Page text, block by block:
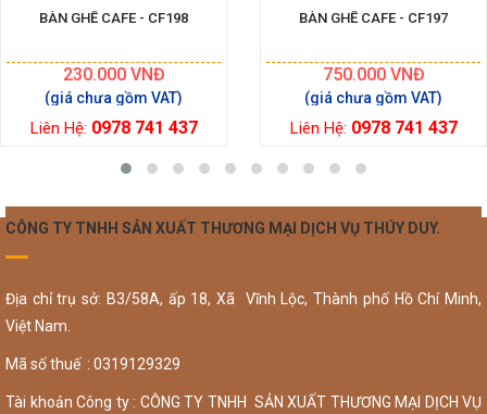
BÀN GHẾ CAFE - CF198
230.000VNĐ
Liên Hệ: 0978 741 437
BÀN GHẾ CAFE - CF197
750.000VNĐ
Liên Hệ: 0978 741 437
CÔNG TY TNHH SẢN XUẤT THƯƠNG MẠI DỊCH VỤ THÚY DUY.
Địa chỉ trụ sở: B3/58A, ấp 18, Xã Vĩnh Lộc, Thành phố Hồ Chí Minh,
Việt Nam.
Mã số thuế : 0319129329
Tài khoản Công ty : CÔNG TY TNHH SẢN XUẤT THƯƠNG MẠI DỊCH VỤ